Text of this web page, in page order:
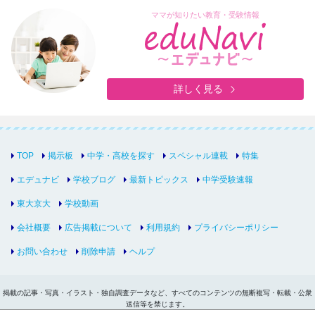
ママが知りたい教育・受験情報
詳しく見る
TOP 掲示板 中学・高校を探す スペシャル連載 特集
エデュナビ 学校ブログ 最新トピックス 中学受験速報
東大京大 学校動画
会社概要 広告掲載について 利用規約 プライバシーポリシー
お問い合わせ 削除申請 ヘルプ
掲載の記事・写真・イラスト・独自調査データなど、すべてのコンテンツの無断複写・転載・公衆
送信等を禁じます。